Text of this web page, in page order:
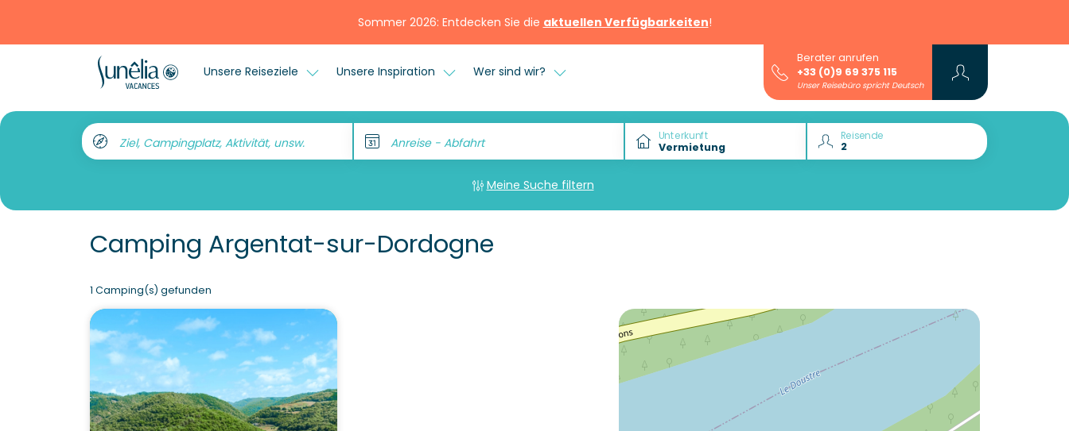
Sommer 2026: Entdecken Sie die aktuellen Verfügbarkeiten!
Unsere Reiseziele Unsere Inspiration Wer sind wir?
Berater anrufen
+33 (0)9 69 375 115
Unser Reisebüro spricht Deutsch
Ziel, Campingplatz, Aktivität, unsw. Anreise - Abfahrt Unterkunft Reisende
Meine Suche filtern
Camping Argentat-sur-Dordogne
1 Camping(s) gefunden
Camping Le Gibanel ?
Entdecken Sie